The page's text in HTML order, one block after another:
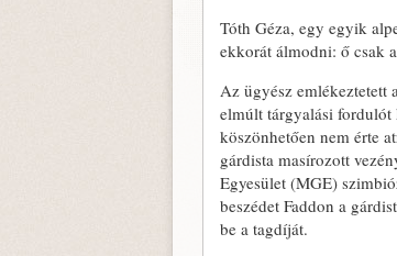
Tóth Géza, egy egyik
ekkorát álmodni: ő csak
Az ügyész
elmúlt tárgyalási fordulót
köszönhetően nem érte
gárdista masírozott
Egyesület (MGE)
beszédet Faddon a
be a tagdíját.